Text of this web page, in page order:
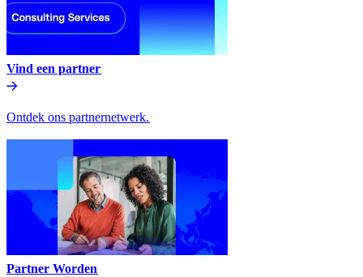
Vind een partner​​
Ontdek ons partnernetwerk.​​
Partner Worden​​